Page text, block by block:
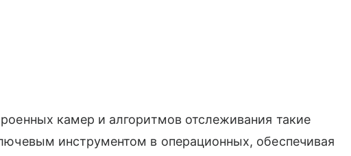
камер и алгоритмов отслеживания такие
инструментом в операционных, обеспечивая